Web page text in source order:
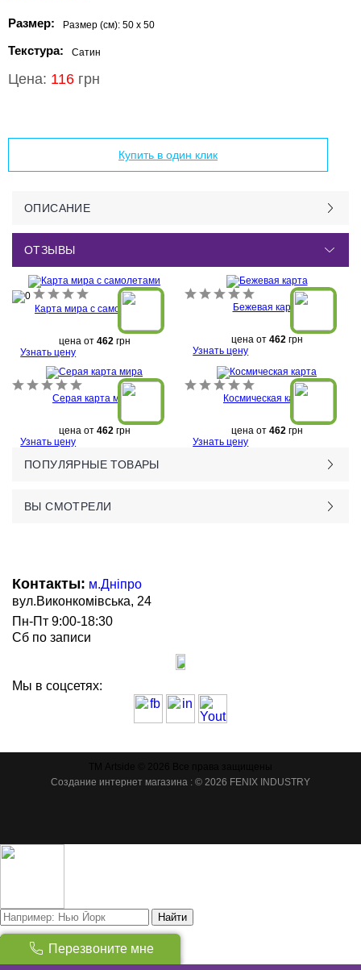
Размер: Размер (см): 50 x 50
Текстура: Сатин
Цена: 116 грн
Купить в один клик
ОПИСАНИЕ
ОТЗЫВЫ
Карта мира с самолетами
цена от 462грн
Узнать цену
Бежевая карта
цена от 462грн
Узнать цену
Серая карта мира
цена от 462грн
Узнать цену
Космическая карта
цена от 462грн
Узнать цену
ПОПУЛЯРНЫЕ ТОВАРЫ
ВЫ СМОТРЕЛИ
Контакты: м.Дніпро
вул.Виконкомівська, 24
Пн-Пт 9:00-18:30
Сб по записи
Мы в соцсетях:
Создание интернет магазина : © 2026 FENIX INDUSTRY
Найти
Товаров: 0)
Сумма: 0грнПерезвоните мне